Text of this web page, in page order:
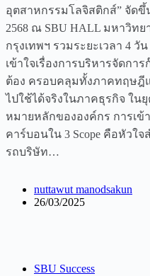
อุตสาหกรรมโลจิสติกส์” จัดขึ้
2568 ณ SBU HALL มหาวิท
กรุงเทพฯ รวมระยะเวลา 4 วั
เข้าใจเรื่องการบริหารจัดกา
ต้อง ครอบคลุมทั้งภาคทฤษฎี
ไปใช้ได้จริงในภาคธุรกิจ ในยุ
หมายหลักขององค์กร การเข้
คาร์บอนใน 3 Scope คือหัวใจ
รถบริษัท…
nuttawut manodsakun
26/03/2025
SBU Success